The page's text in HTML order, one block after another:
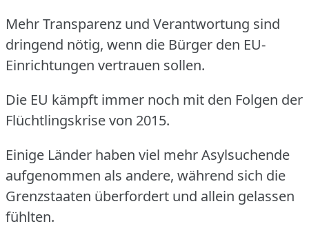
Mehr Transparenz und Verantwortung sind
dringend nötig, wenn die Bürger den EU-
Einrichtungen vertrauen sollen.
Die EU kämpft immer noch mit den Folgen der
Flüchtlingskrise von 2015.
Einige Länder haben viel mehr Asylsuchende
aufgenommen als andere, während sich die
Grenzstaaten überfordert und allein gelassen
fühlten.